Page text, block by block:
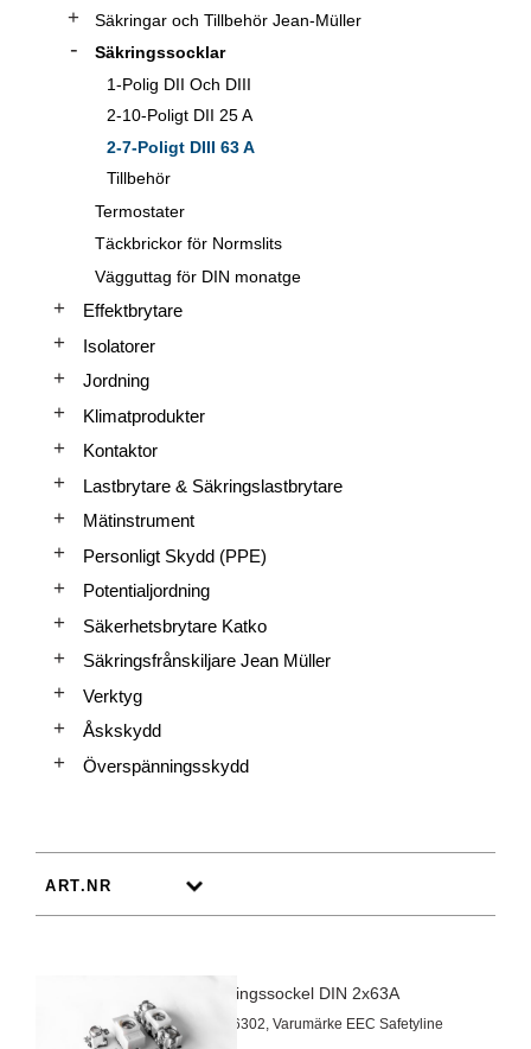
Radsäkringssockel DIN 2x63A
Artnr 2026302, Varumärke EEC Safetyline
Säkringar och Tillbehör Jean-Müller
Säkringssocklar
1-Polig DII Och DIII
2-10-Poligt DII 25 A
2-7-Poligt DIII 63 A
Tillbehör
Termostater
Täckbrickor för Normslits
Vägguttag för DIN monatge
Effektbrytare
Isolatorer
Jordning
Klimatprodukter
Kontaktor
Lastbrytare & Säkringslastbrytare
Mätinstrument
Personligt Skydd (PPE)
Potentialjordning
Säkerhetsbrytare Katko
Säkringsfrånskiljare Jean Müller
Verktyg
Åskskydd
Överspänningsskydd